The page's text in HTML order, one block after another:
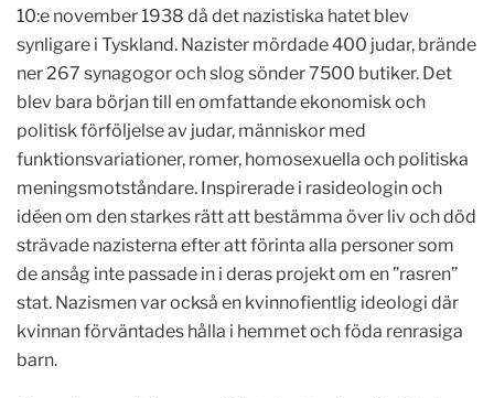
10:e november 1938 då det nazistiska hatet blev
synligare i Tyskland. Nazister mördade 400 judar, brände
ner 267 synagogor och slog sönder 7500 butiker. Det
blev bara början till en omfattande ekonomisk och
politisk förföljelse av judar, människor med
funktionsvariationer, romer, homosexuella och politiska
meningsmotståndare. Inspirerade i rasideologin och
idéen om den starkes rätt att bestämma över liv och död
strävade nazisterna efter att förinta alla personer som
de ansåg inte passade in i deras projekt om en ”rasren”
stat. Nazismen var också en kvinnofientlig ideologi där
kvinnan förväntades hålla i hemmet och föda renrasiga
barn.